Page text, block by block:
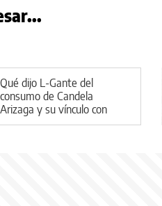
Qué dijo L-Gante del
consumo de Candela
Arizaga y su vínculo con
Facundo Moyano